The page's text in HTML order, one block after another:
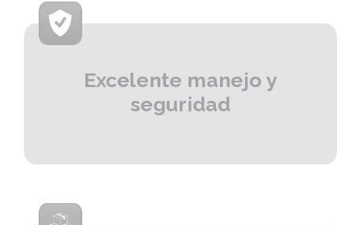
Excelente manejo y
seguridad